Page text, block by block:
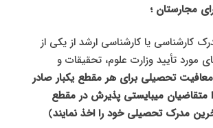
مجارستان ؛
کارشناسی یا کارشناسی ارشد از یکی از
مورد تأیید وزارت علوم، تحقیقات و
معافیت تحصیلی برای هر مقطع یکبار صادر
متقاضیان میبایستی پذیرش در مقطع
آخرین مدرک تحصیلی خود را اخذ نمایند)